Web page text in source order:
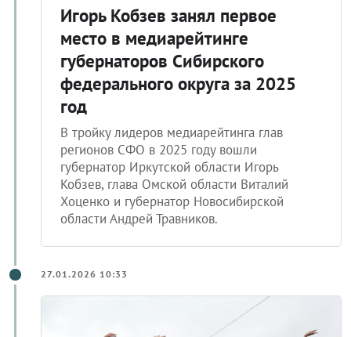
Игорь Кобзев занял первое
место в медиарейтинге
губернаторов Сибирского
федерального округа за 2025
год
В тройку лидеров медиарейтинга глав
регионов СФО в 2025 году вошли
губернатор Иркутской области Игорь
Кобзев, глава Омской области Виталий
Хоценко и губернатор Новосибирской
области Андрей Травников.
27.01.2026 10:33